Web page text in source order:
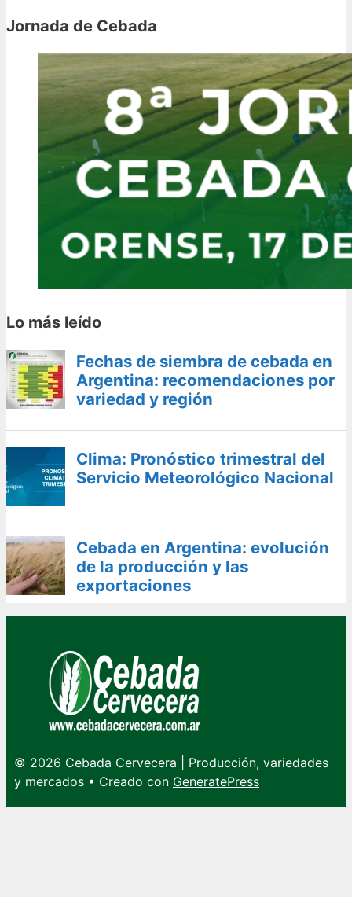
Jornada de Cebada
Lo más leído
Fechas de siembra de cebada en
Argentina: recomendaciones por
variedad y región
Clima: Pronóstico trimestral del
Servicio Meteorológico Nacional
Cebada en Argentina: evolución
de la producción y las
exportaciones
© 2026 Cebada Cervecera | Producción, variedades
y mercados • Creado con GeneratePress